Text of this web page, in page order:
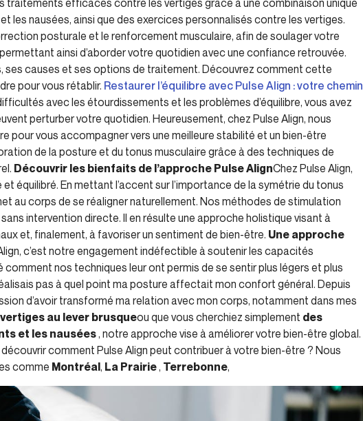
traitements efficaces contre les vertiges grâce à une combinaison unique
les nausées, ainsi que des exercices personnalisés contre les vertiges.
posturale et le renforcement musculaire, afin de soulager votre
ainsi d’aborder votre quotidien avec une confiance retrouvée.
ses causes et ses options de traitement. Découvrez comment cette
pour vous rétablir. Restaurer l’équilibre avec Pulse Align : votre chemin
avec les étourdissements et les problèmes d’équilibre, vous avez
perturber votre quotidien. Heureusement, chez Pulse Align, nous
pour vous accompagner vers une meilleure stabilité et un bien-être
de la posture et du tonus musculaire grâce à des techniques de
Découvrir les bienfaits de l’approche Pulse AlignChez Pulse Align,
équilibré. En mettant l’accent sur l’importance de la symétrie du tonus
au corps de se réaligner naturellement. Nos méthodes de stimulation
intervention directe. Il en résulte une approche holistique visant à
et, finalement, à favoriser un sentiment de bien-être. Une approche
c’est notre engagement indéfectible à soutenir les capacités
nos techniques leur ont permis de se sentir plus légers et plus
pas à quel point ma posture affectait mon confort général. Depuis
d’avoir transformé ma relation avec mon corps, notamment dans mes
vertiges au lever brusqueou que vous cherchiez simplement des
et les nausées, notre approche vise à améliorer votre bien-être global.
comment Pulse Align peut contribuer à votre bien-être ? Nous
comme Montréal, La Prairie, Terrebonne,